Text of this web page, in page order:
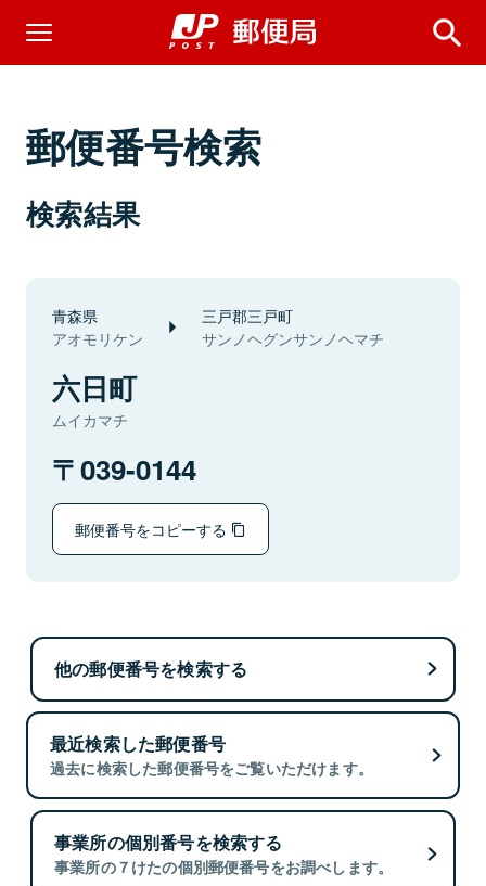
郵便番号検索
検索結果
青森県
アオモリケン
三戸郡三戸町
サンノヘグンサンノヘマチ
六日町
ムイカマチ
039-0144
郵便番号をコピーする
他の郵便番号を検索する
最近検索した郵便番号
過去に検索した郵便番号をご覧いただけます。
事業所の個別番号を検索する
事業所の７けたの個別郵便番号をお調べします。